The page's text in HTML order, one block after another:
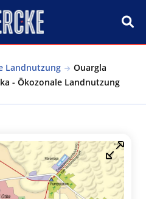
Landnutzung
Ouargla
- Ökozonale Landnutzung